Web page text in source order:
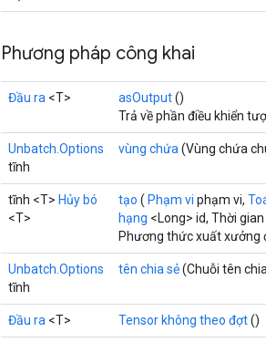
Phương pháp công khai
Đầu ra <T> asOutput()
Trả về phần điều khiển
Unbatch.Options
tĩnh
vùng chứa (Vùng chứa
tĩnh <T> Hủy bó
<T>
tạo ( Phạm vi phạm vi,
hạng <Long> id, Thời
Phương thức xuất xưởng
Unbatch.Options
tĩnh
tên chia sẻ(Chuỗi tên
Đầu ra <T> Tensor không theo đợt()